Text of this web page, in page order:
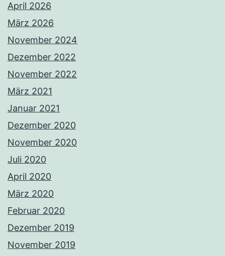
April 2026
März 2026
November 2024
Dezember 2022
November 2022
März 2021
Januar 2021
Dezember 2020
November 2020
Juli 2020
April 2020
März 2020
Februar 2020
Dezember 2019
November 2019